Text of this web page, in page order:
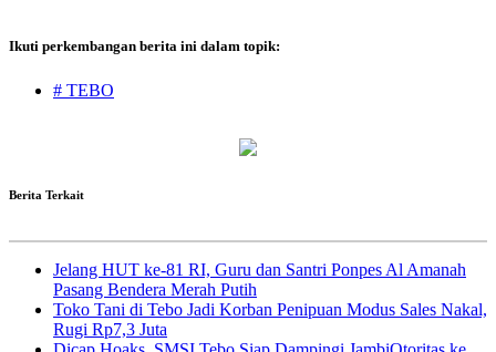
Ikuti perkembangan berita ini dalam topik:
# TEBO
Berita Terkait
Jelang HUT ke-81 RI, Guru dan Santri Ponpes Al Amanah
Pasang Bendera Merah Putih
Toko Tani di Tebo Jadi Korban Penipuan Modus Sales Nakal,
Rugi Rp7,3 Juta